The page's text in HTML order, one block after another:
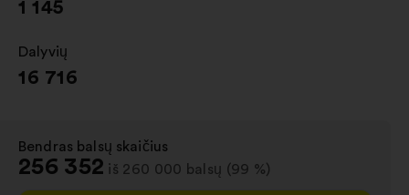
1 145
Dalyvių
:
16 716
Bendras balsų skaičius
:
256 352 iš 260 000 balsų (99 %)